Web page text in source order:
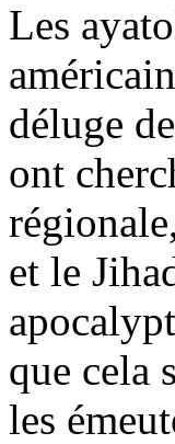
Les
déluge
ont
et le
que cela
les